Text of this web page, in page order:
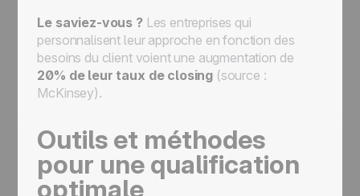
Le saviez-vous ?Les entreprises qui
personnalisent leur approche en fonction des
besoins du client voient une augmentation de
20% de leur taux de closing (source :
McKinsey).
Outils et méthodes
pour une qualification
optimale